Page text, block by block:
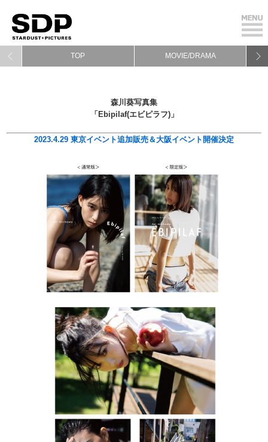
TOP MOVIE/DRAMA
森川葵写真集
「Ebipilaf(エビピラフ)」
2023.4.29 東京イベント追加販売＆大阪イベント開催決定